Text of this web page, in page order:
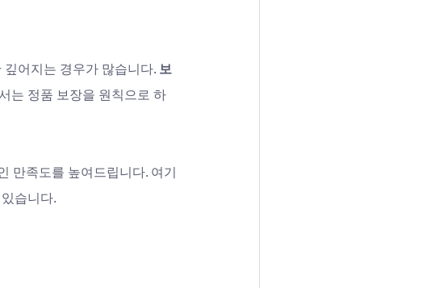
어지는 경우가 많습니다. 보
는 정품 보장을 원칙으로 하
만족도를 높여드립니다. 여기
습니다.